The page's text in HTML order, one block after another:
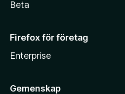
Beta
Firefox för företag
Enterprise
Gemenskap